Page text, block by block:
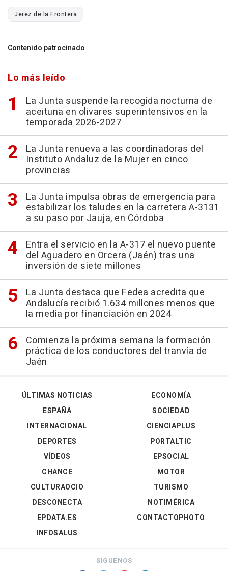
Jerez de la Frontera
Contenido patrocinado
Lo más leído
La Junta suspende la recogida nocturna de
aceituna en olivares superintensivos en la
temporada 2026-2027
La Junta renueva a las coordinadoras del
Instituto Andaluz de la Mujer en cinco
provincias
La Junta impulsa obras de emergencia para
estabilizar los taludes en la carretera A-3131
a su paso por Jauja, en Córdoba
Entra el servicio en la A-317 el nuevo puente
del Aguadero en Orcera (Jaén) tras una
inversión de siete millones
La Junta destaca que Fedea acredita que
Andalucía recibió 1.634 millones menos que
la media por financiación en 2024
Comienza la próxima semana la formación
práctica de los conductores del tranvía de
Jaén
ÚLTIMAS NOTICIAS
ESPAÑA
INTERNACIONAL
DEPORTES
VÍDEOS
ECONOMÍA
SOCIEDAD
CIENCIAPLUS
PORTALTIC
EPSOCIAL
CHANCE
CULTURAOCIO
DESCONECTA
EPDATA.ES
INFOSALUS
MOTOR
TURISMO
NOTIMÉRICA
CONTACTOPHOTO
SÍGUENOS